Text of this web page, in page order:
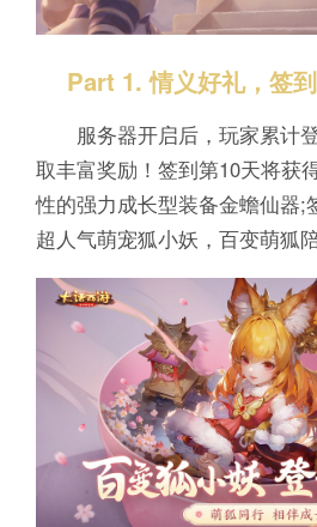
Part 1. 情义好礼，签
服务器开启后，玩家累计
取丰富奖励！签到第10天将获
性的强力成长型装备金蟾仙器;
超人气萌宠狐小妖，百变萌狐